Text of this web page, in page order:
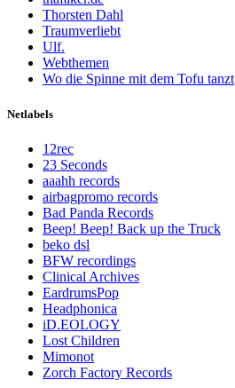
Thorsten Dahl
Traumverliebt
Ulf.
Webthemen
Wo die Spinne mit dem Tofu tanzt
Netlabels
12rec
23 Seconds
aaahh records
airbagpromo records
Bad Panda Records
Beep! Beep! Back up the Truck
beko dsl
BFW recordings
Clinical Archives
EardrumsPop
Headphonica
iD.EOLOGY
Lost Children
Mimonot
Zorch Factory Records